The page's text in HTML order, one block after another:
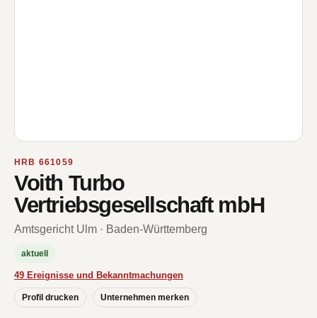
HRB 661059
Voith Turbo
Vertriebsgesellschaft mbH
Amtsgericht Ulm · Baden-Württemberg
aktuell
49 Ereignisse und Bekanntmachungen
Profil drucken Unternehmen merken